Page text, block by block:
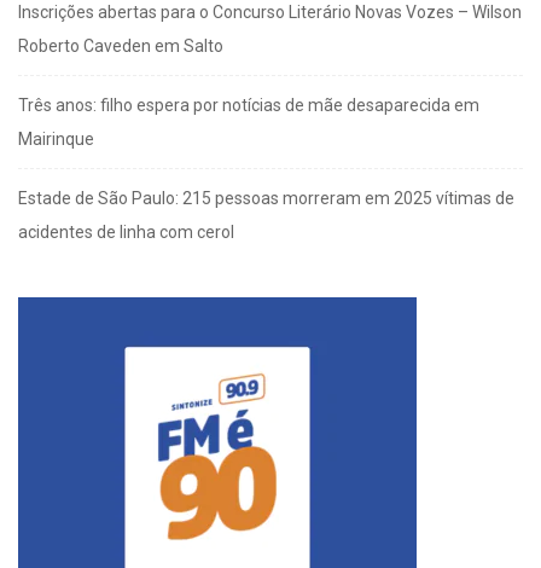
Inscrições abertas para o Concurso Literário Novas Vozes – Wilson
Roberto Caveden em Salto
Três anos: filho espera por notícias de mãe desaparecida em
Mairinque
Estade de São Paulo: 215 pessoas morreram em 2025 vítimas de
acidentes de linha com cerol